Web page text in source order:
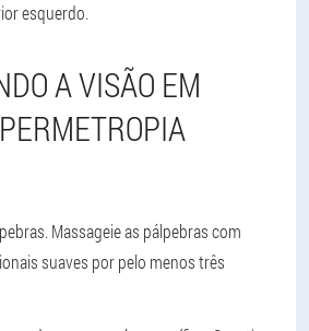
esquerdo.
A VISÃO EM
Massageie as pálpebras com
suaves por pelo menos três